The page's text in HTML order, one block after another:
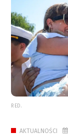
RED.
AKTUALNOŚCI